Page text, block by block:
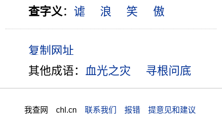
查字义 ：谑 浪 笑 傲
其他成语： 血光之灾 寻根问底
我查网 chl.cn 联系我们 报错 提意见和建议